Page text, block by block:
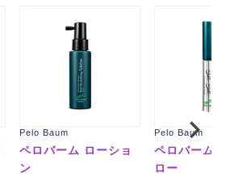
Pelo Baum
ペロバーム ローショ
ン
Pelo Baum
ペロバーム
ロー